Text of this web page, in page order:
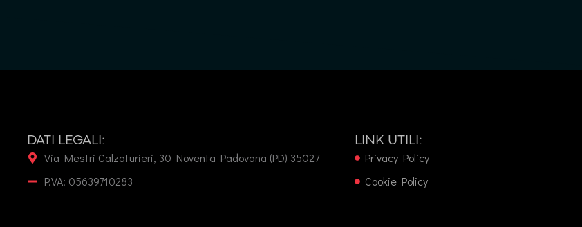
DATI LEGALI:
Via Mestri Calzaturieri, 30 Noventa Padovana (PD) 35027
P.VA: 05639710283
LINK UTILI:
Privacy Policy
Cookie Policy